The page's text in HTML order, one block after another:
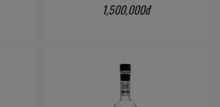
1,500,000đ